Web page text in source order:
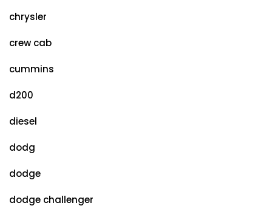
chrysler
crew cab
cummins
d200
diesel
dodg
dodge
dodge challenger